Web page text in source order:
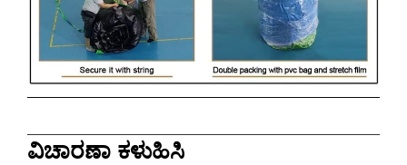
ವಿಚಾರಣಾ ಕಳುಹಿಸಿ